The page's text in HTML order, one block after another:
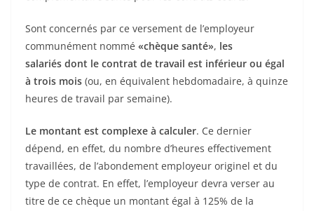
Sont concernés par ce versement de l’employeur
communément nommé «chèque santé», les
salariés dont le contrat de travail est inférieur ou égal
à trois mois (ou, en équivalent hebdomadaire, à quinze
heures de travail par semaine).
Le montant est complexe à calculer. Ce dernier
dépend, en effet, du nombre d’heures effectivement
travaillées, de l’abondement employeur originel et du
type de contrat. En effet, l’employeur devra verser au
titre de ce chèque un montant égal à 125% de la